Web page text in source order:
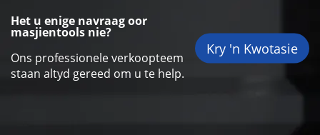
Het u enige navraag oor
masjientools nie?
Ons professionele verkoopteem
staan altyd gereed om u te help.
Kry 'n Kwotasie